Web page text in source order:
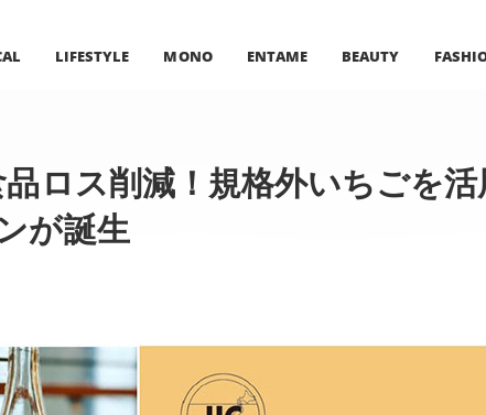
LIFESTYLE MONO ENTAME BEAUTY
ロス削減！規格外いちごを活
が誕生